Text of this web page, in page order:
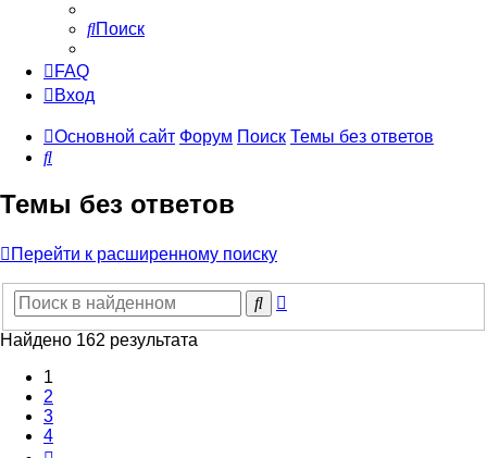
Поиск
FAQ
Вход
Основной сайт Форум Поиск Темы без ответов
Поиск
Темы без ответов
Перейти к расширенному поиску
Поиск
Найдено 162 результата
1
2
3
4